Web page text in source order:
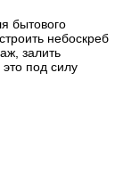
бытового
небоскреб
залить
под силу